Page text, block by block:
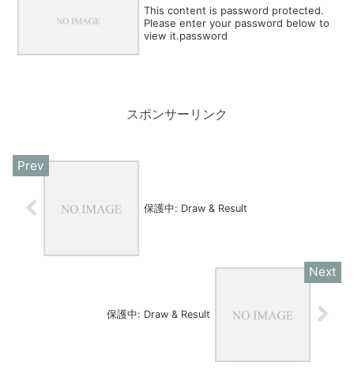
This content is password protected.
Please enter your password below to
view it.password
スポンサーリンク
保護中: Draw & Result
保護中: Draw & Result